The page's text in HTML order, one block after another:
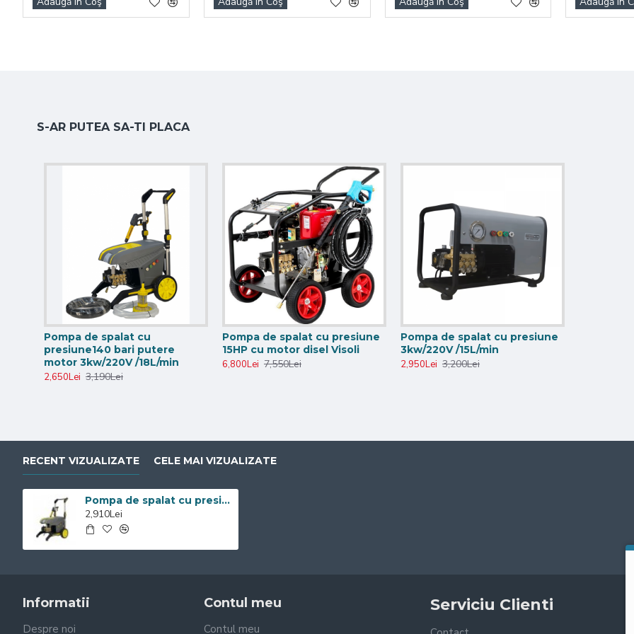
S-AR PUTEA SA-TI PLACA
Pompa de spalat cu
presiune140 bari putere
motor 3kw/220V /18L/min
2,650Lei 3,190Lei
Pompa de spalat cu presiune
15HP cu motor disel Visoli
6,800Lei 7,550Lei
Pompa de spalat cu presiune
3kw/220V /15L/min
2,950Lei 3,200Lei
RECENT VIZUALIZATE CELE MAI VIZUALIZATE
Pompa de spalat cu presiune Visoli 2,5kw alimentare 220v
2,910Lei
Informatii
Despre noi
Contul meu
Contul meu
Serviciu Clienti